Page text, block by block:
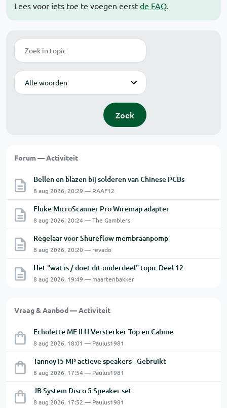
Lees voor iets toe te voegen eerst de FAQ.
Zoek
Modus
Zoek
Forum — Activiteit
Bellen en blazen bij solderen van Chinese PCBs
8 aug 2026, 20:29 — RAAF12
Fluke MicroScanner Pro Wiremap adapter
8 aug 2026, 20:24 — The Gamblers
Regelaar voor Shureflow membraanpomp
8 aug 2026, 20:20 — revado
Het "wat is / doet dit onderdeel" topic Deel 12
8 aug 2026, 19:49 — maartenbakker
Vraag & Aanbod — Activiteit
Echolette ME II H Versterker Top en Cabine
8 aug 2026, 18:01 — Paulus1981
Tannoy i5 MP actieve speakers - Gebruikt
8 aug 2026, 17:54 — Paulus1981
JB System Disco 5 Speaker set
8 aug 2026, 17:52 — Paulus1981